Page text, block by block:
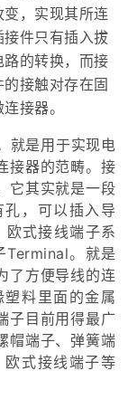
，实现其所连
件只有插入拔
的转换，而接
接触对存在固
接器。
是用于实现电
接器的范畴。接
它其实就是一段
，可以插入导
欧式接线端子系
Terminal。就是
了方便导线的连
料里面的金属
子目前用得最广
帽端子、弹簧端
式接线端子等